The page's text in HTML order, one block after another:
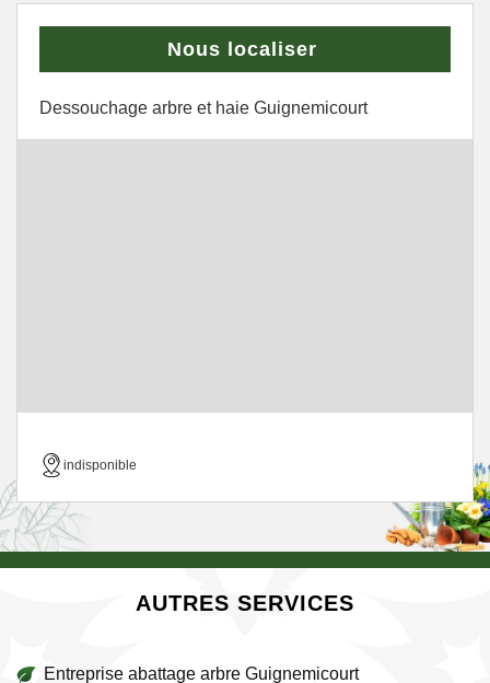
Nous localiser
Dessouchage arbre et haie Guignemicourt
indisponible
AUTRES SERVICES
Entreprise abattage arbre Guignemicourt